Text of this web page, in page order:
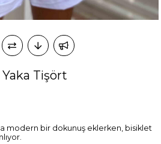
Tişört
modern bir dokunuş eklerken, bisiklet